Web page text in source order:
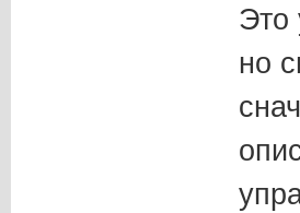
Это
но